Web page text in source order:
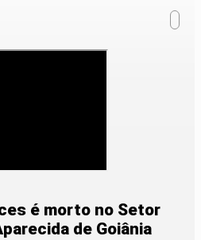
é morto no Setor
de Goiânia